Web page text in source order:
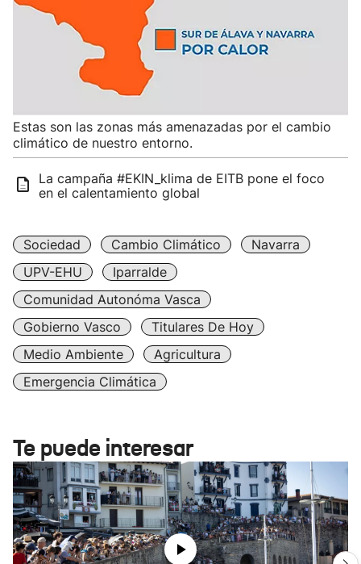
Estas son las zonas más amenazadas por el cambio
climático de nuestro entorno.
La campaña #EKIN_klima de EITB pone el foco
en el calentamiento global
Sociedad Cambio Climático
Navarra
UPV-EHU
Iparralde
Comunidad Autonóma Vasca
Gobierno Vasco
Titulares De Hoy
Medio Ambiente
Agricultura
Emergencia Climática
Te puede interesar